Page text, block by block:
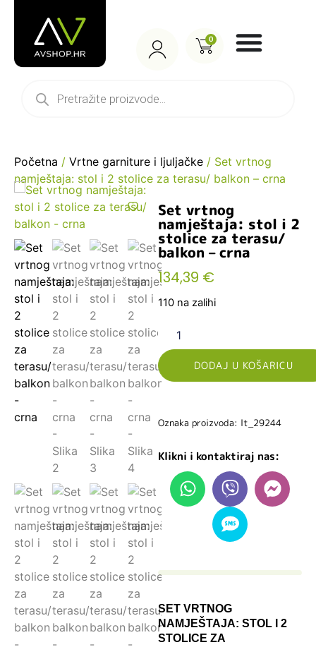
0
Početna / Vrtne garniture i ljuljačke / Set vrtnog
namještaja: stol i 2 stolice za terasu/ balkon – crna
Set vrtnog
namještaja: stol i 2
stolice za terasu/
balkon – crna
134,39 €
110 na zalihi
DODAJ U KOŠARICU
Oznaka proizvoda: lt_29244
Klikni i kontaktiraj nas:
SET VRTNOG
NAMJEŠTAJA: STOL I 2
STOLICE ZA